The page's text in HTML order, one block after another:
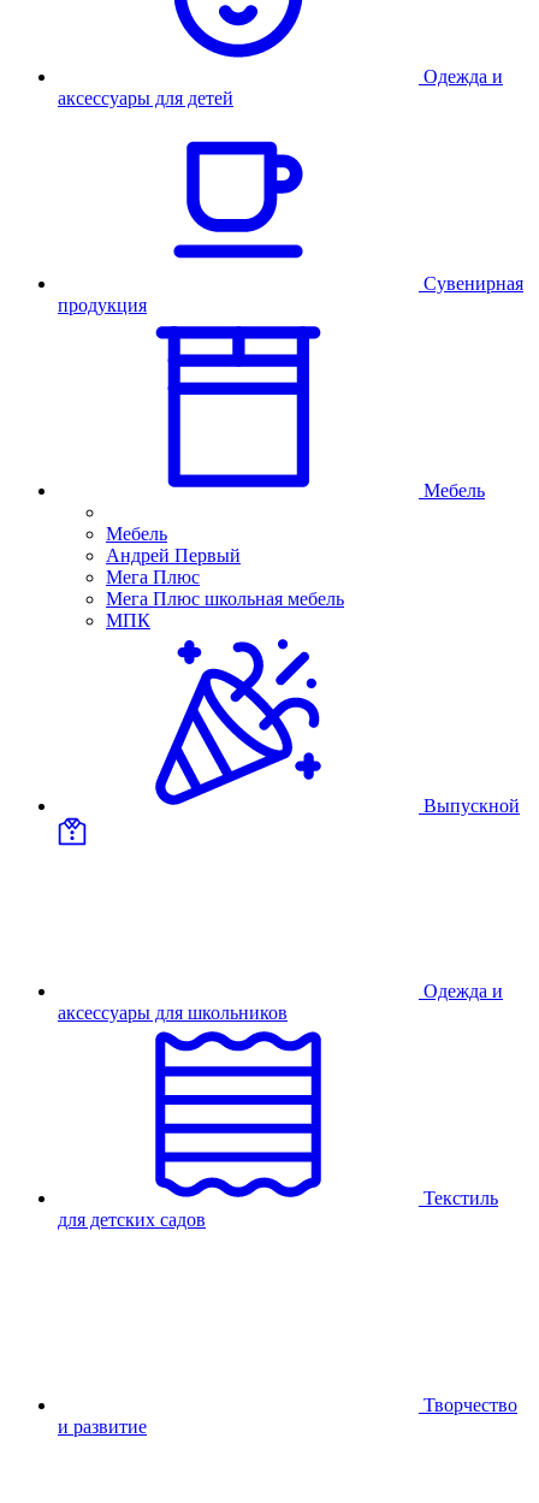
Одежда и
аксессуары для детей
Сувенирная
продукция
Мебель
Мебель
Андрей Первый
Мега Плюс
Мега Плюс школьная мебель
МПК
Выпускной
Одежда и
аксессуары для школьников
Текстиль
для детских садов
Творчество
и развитие